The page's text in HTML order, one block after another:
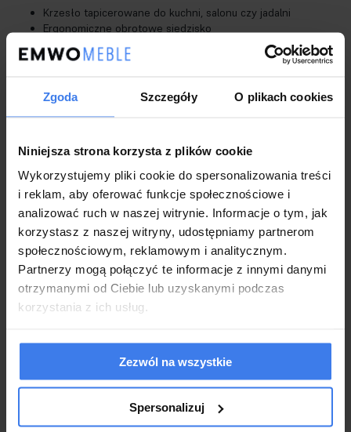
Zgoda Szczegóły O plikach cookies
Niniejsza strona korzysta z plików cookie
Wykorzystujemy pliki cookie do spersonalizowania treści
i reklam, aby oferować funkcje społecznościowe i
analizować ruch w naszej witrynie. Informacje o tym, jak
korzystasz z naszej witryny, udostępniamy partnerom
społecznościowym, reklamowym i analitycznym.
Partnerzy mogą połączyć te informacje z innymi danymi
otrzymanymi od Ciebie lub uzyskanymi podczas
korzystania z ich usług.
Zezwól na wszystkie
Spersonalizuj
Krzesło tapicerowane do kuchni, salonu czy jadalni
Ergonomiczne obrotowe siedzisko
Wysokoelastyczna pianka T32 pokryta tkaniną tapicerską
welur
Idealnie wyprofilowane oparcie z podłokietnikami
Nóżki zabezpieczone stopkami przed uszkodzeniem paneli
podłogowych, powierzchni lakierowanych, podłóg
Krzesło nowe, fabrycznie zapakowane, bez uszkodzeń
Gwarancja 2 lata dla klientów będących konsumentami